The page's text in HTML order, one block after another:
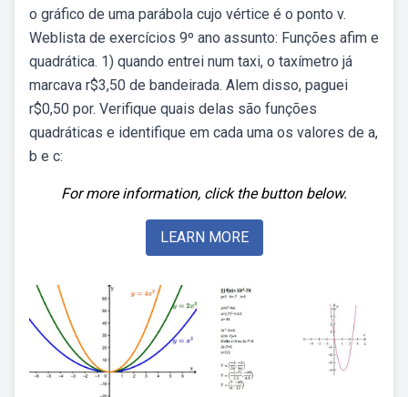
o gráfico de uma parábola cujo vértice é o ponto v.
Weblista de exercícios 9º ano assunto: Funções afim e
quadrática. 1) quando entrei num taxi, o taxímetro já
marcava r$3,50 de bandeirada. Alem disso, paguei
r$0,50 por. Verifique quais delas são funções
quadráticas e identifique em cada uma os valores de a,
b e c:
For more information, click the button below.
LEARN MORE